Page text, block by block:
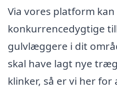
Via vores platform
konkurrencedygtige
gulvlæggere i dit
skal have lagt nye
klinker, så er vi her